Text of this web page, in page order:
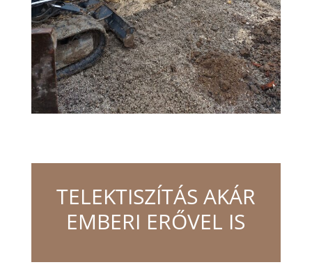
TELEKTISZÍTÁS AKÁR
EMBERI ERŐVEL IS